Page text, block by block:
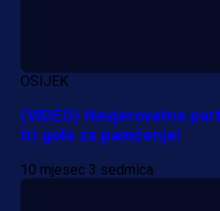
OSIJEK
(VIDEO) Nevjerovatna
tri gola za pamćenje!
10 mjesec 3 sedmica